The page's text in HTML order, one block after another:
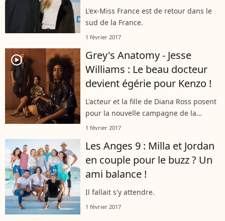
L'ex-Miss France est de retour dans le
sud de la France.
1 février 2017
player2
Grey's Anatomy - Jesse
Williams : Le beau docteur
devient égérie pour Kenzo !
L'acteur et la fille de Diana Ross posent
pour la nouvelle campagne de la
marque.
1 février 2017
Les Anges 9 : Milla et Jordan
en couple pour le buzz ? Un
ami balance !
Il fallait s'y attendre.
1 février 2017